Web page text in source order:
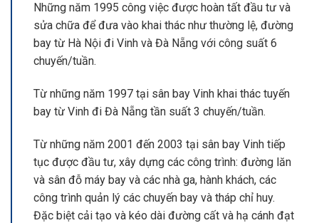
Những năm 1995 công việc được hoàn tất đầu tư và
sửa chữa để đưa vào khai thác như thường lệ, đường
bay từ Hà Nội đi Vinh và Đà Nẵng với công suất 6
chuyến/tuần.
Từ những năm 1997 tại sân bay Vinh khai thác tuyến
bay từ Vinh đi Đà Nẵng tần suất 3 chuyến/tuần.
Từ những năm 2001 đến 2003 tại sân bay Vinh tiếp
tục được đầu tư, xây dựng các công trình: đường lăn
và sân đỗ máy bay và các nhà ga, hành khách, các
công trình quản lý các chuyến bay và tháp chỉ huy.
Đặc biệt cải tạo và kéo dài đường cất và hạ cánh đạt